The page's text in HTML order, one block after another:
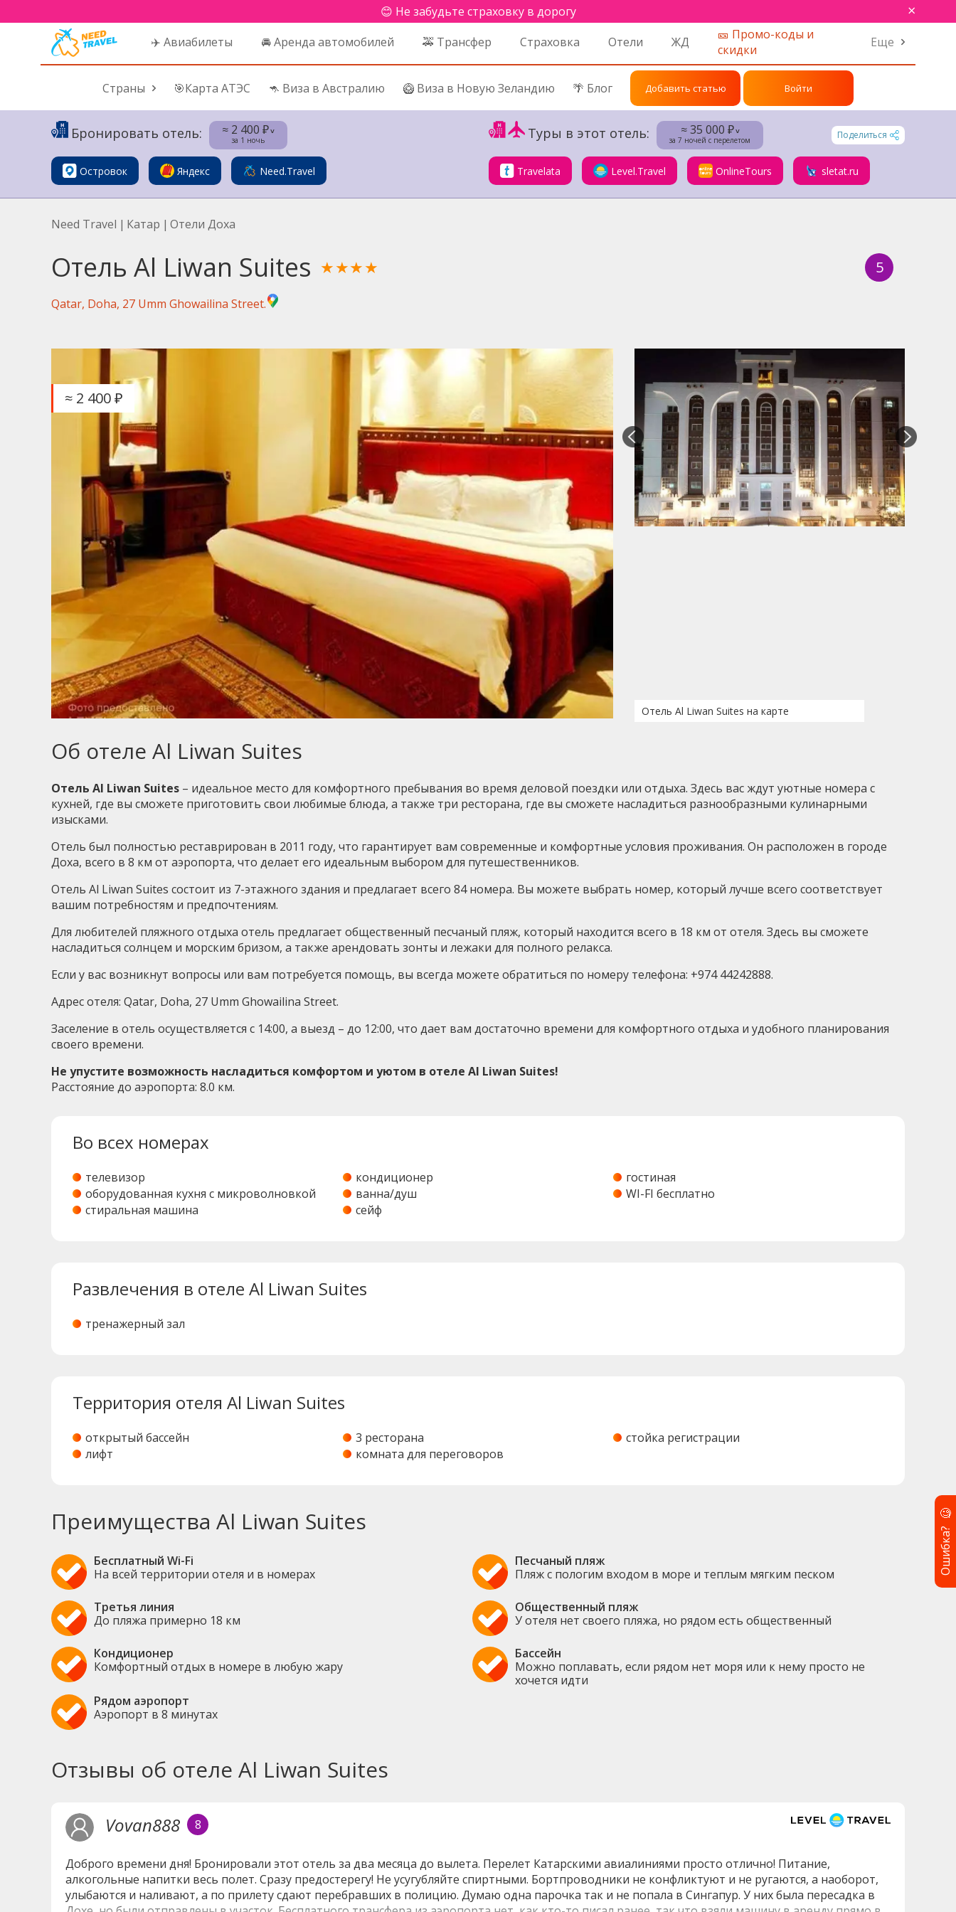
😊 Не забудьте страховку в дорогу ×
✈️ Авиабилеты 🚘 Аренда автомобилей 🚕 Трансфер Страховка Отели ЖД
🎫 Промо-коды и
скидки
Еще
Страны 🎯Карта АТЭС 🦘 Виза в Австралию 🥝 Виза в Новую Зеландию 🌴 Блог Добавить статью Войти
Бронировать отель: ≈ 2 400 ₽˅
за 1 ночь
Островок Яндекс Need.Travel
Туры в этот отель: ≈ 35 000 ₽˅
за 7 ночей с перелетом
Поделиться
Travelata Level.Travel OnlineTours sletat.ru
Need Travel | Катар | Отели Доха
Отель Al Liwan Suites ★★★★ 5
Qatar, Doha, 27 Umm Ghowailina Street.
≈ 2 400 ₽
Отель Al Liwan Suites на карте
Об отеле Al Liwan Suites
Отель Al Liwan Suites – идеальное место для комфортного пребывания во время деловой поездки или отдыха. Здесь вас ждут уютные номера с
кухней, где вы сможете приготовить свои любимые блюда, а также три ресторана, где вы сможете насладиться разнообразными кулинарными
изысками.
Отель был полностью реставрирован в 2011 году, что гарантирует вам современные и комфортные условия проживания. Он расположен в городе
Доха, всего в 8 км от аэропорта, что делает его идеальным выбором для путешественников.
Отель Al Liwan Suites состоит из 7-этажного здания и предлагает всего 84 номера. Вы можете выбрать номер, который лучше всего соответствует
вашим потребностям и предпочтениям.
Для любителей пляжного отдыха отель предлагает общественный песчаный пляж, который находится всего в 18 км от отеля. Здесь вы сможете
насладиться солнцем и морским бризом, а также арендовать зонты и лежаки для полного релакса.
Если у вас возникнут вопросы или вам потребуется помощь, вы всегда можете обратиться по номеру телефона: +974 44242888.
Адрес отеля: Qatar, Doha, 27 Umm Ghowailina Street.
Заселение в отель осуществляется с 14:00, а выезд – до 12:00, что дает вам достаточно времени для комфортного отдыха и удобного планирования
своего времени.
Не упустите возможность насладиться комфортом и уютом в отеле Al Liwan Suites!
Расстояние до аэропорта: 8.0 км.
Во всех номерах
телевизор кондиционер
гостиная
оборудованная кухня с микроволновкой
ванна/душ
WI-FI бесплатно
стиральная машина
сейф
Развлечения в отеле Al Liwan Suites
тренажерный зал
Территория отеля Al Liwan Suites
открытый бассейн 3 ресторана
стойка регистрации
лифт
комната для переговоров
Преимущества Al Liwan Suites
Бесплатный Wi-Fi
На всей территории отеля и в номерах
Песчаный пляж
Пляж с пологим входом в море и теплым мягким песком
Третья линия
До пляжа примерно 18 км
Общественный пляж
У отеля нет своего пляжа, но рядом есть общественный
Кондиционер
Комфортный отдых в номере в любую жару
Бассейн
Можно поплавать, если рядом нет моря или к нему просто не
хочется идти
Рядом аэропорт
Аэропорт в 8 минутах
Отзывы об отеле Al Liwan Suites
Vovan888 8
Доброго времени дня! Бронировали этот отель за два месяца до вылета. Перелет Катарскими авиалиниями просто отлично! Питание,
алкогольные напитки весь полет. Сразу предостерегу! Не усугубляйте спиртными. Бортпроводники не конфликтуют и не ругаются, а наоборот,
улыбаются и наливают, а по прилету сдают перебравших в полицию. Думаю одна парочка так и не попала в Сингапур. У них была пересадка в
Ошибка?
🧐